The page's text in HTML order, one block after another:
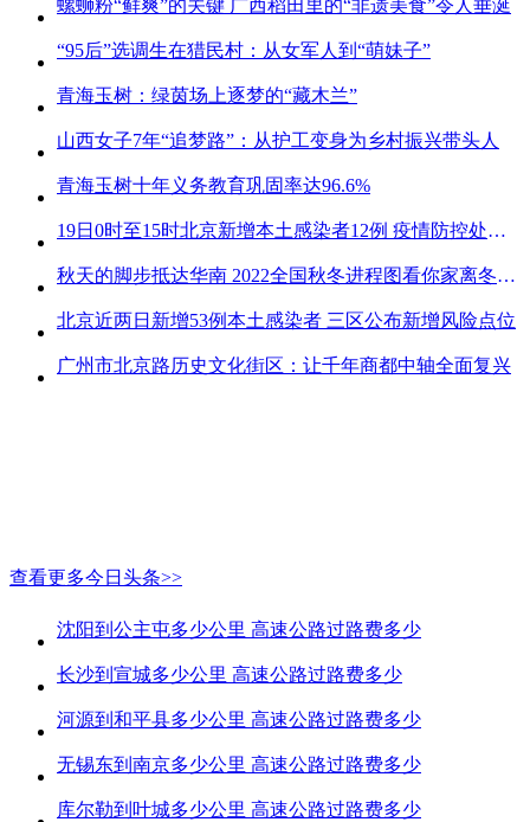
螺蛳粉“鲜爽”的关键 广西稻田里的“非遗美食”令人垂涎
“95后”选调生在猎民村：从女军人到“萌妹子”
青海玉树：绿茵场上逐梦的“藏木兰”
山西女子7年“追梦路”：从护工变身为乡村振兴带头人
青海玉树十年义务教育巩固率达96.6%
19日0时至15时北京新增本土感染者12例 疫情防控处关键时刻
秋天的脚步抵达华南 2022全国秋冬进程图看你家离冬天有多远
北京近两日新增53例本土感染者 三区公布新增风险点位
广州市北京路历史文化街区：让千年商都中轴全面复兴
查看更多今日头条>>
沈阳到公主屯多少公里 高速公路过路费多少
长沙到宣城多少公里 高速公路过路费多少
河源到和平县多少公里 高速公路过路费多少
无锡东到南京多少公里 高速公路过路费多少
库尔勒到叶城多少公里 高速公路过路费多少